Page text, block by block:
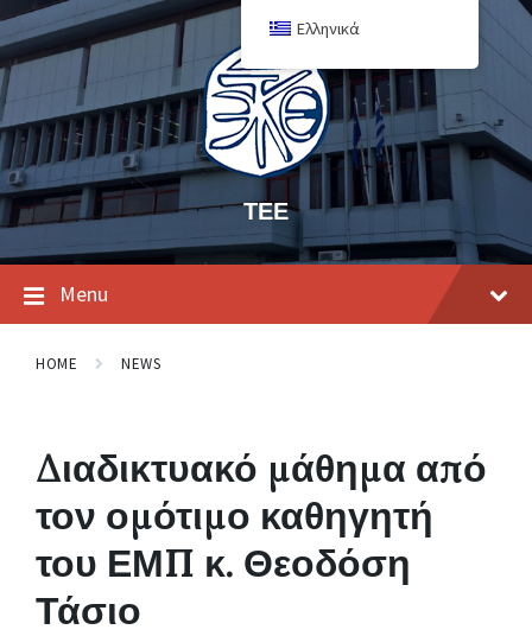
ΤΕΕ
Menu
HOME NEWS
Διαδικτυακό μάθημα από
τον ομότιμο καθηγητή
του ΕΜΠ κ. Θεοδόση
Τάσιο
Ελληνικά